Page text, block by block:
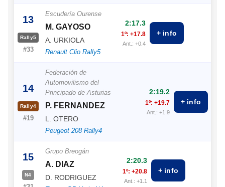
13
Rally5
#33
Escudería Ourense
M. GAYOSO
A. URKIOLA
Renault Clio Rally5
2:17.3
1º: +17.8
Ant.: +0.4
+ info
14
Rally4
#19
Federación de
Automovilismo del
Principado de Asturias
P. FERNANDEZ
L. OTERO
Peugeot 208 Rally4
2:19.2
1º: +19.7
Ant.: +1.9
+ info
15
N4
Grupo Breogán
A. DIAZ
D. RODRIGUEZ
2:20.3
1º: +20.8
Ant.: +1.1
+ info